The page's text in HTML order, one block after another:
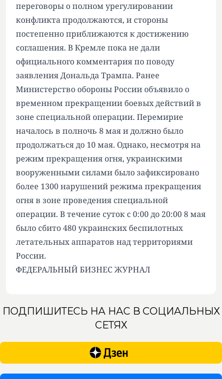
переговоры о полном урегулировании
конфликта продолжаются, и стороны
постепенно приближаются к достижению
соглашения. В Кремле пока не дали
официального комментария по поводу
заявления Дональда Трампа. Ранее
Министерство обороны России объявило о
временном прекращении боевых действий в
зоне специальной операции. Перемирие
началось в полночь 8 мая и должно было
продолжаться до 10 мая. Однако, несмотря на
режим прекращения огня, украинскими
вооруженными силами было зафиксировано
более 1300 нарушений режима прекращения
огня в зоне проведения специальной
операции. В течение суток с 0:00 до 20:00 8 мая
было сбито 480 украинских беспилотных
летательных аппаратов над территориями
России.
ФЕДЕРАЛЬНЫЙ БИЗНЕС ЖУРНАЛ
ПОДПИШИТЕСЬ НА НАС В СОЦИАЛЬНЫХ
СЕТЯХ